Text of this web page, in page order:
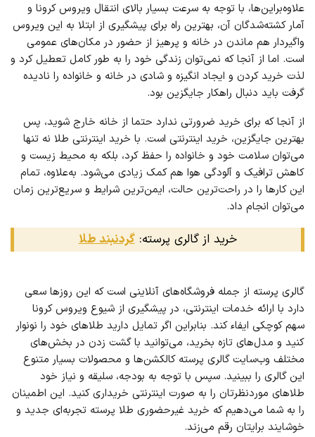
علاوه‌براین‌ها، با توجه به سرعت بسیار بالای انتقال ویروس کرونا و
آمار کشته‌شدگان آن، بهترین راه برای پیشگیری از ابتلا به این ویروس
واگیردار هم ماندن در خانه و پرهیز از حضور در مکان‌های عمومی
است. اما از آنجا که نمی‌توان زندگی خود را به طور کامل تعطیل کرد و
لذت خرید کردن و ایجاد انگیزه و شادی در خانه و خانواده را نادیده
گرفت باید دنبال راهکار جایگزین بود.
از آنجا که برای خرید ضرورتی ندارد حتما از خانه خارج شوید، پس
بهترین جایگزین، خرید اینترنتی است. با خرید اینترنتی طلا نه تنها
می‌توان سلامت خود و خانواده را حفظ کرد، بلکه به محیط زیست و
کاهش ترافیک و آلودگی هوا هم کمک زیادی می‌شود. به‌علاوه، تمام
این کارها را در راحت‌ترین حالت، ایمن‌ترین شرایط و سریع‌ترین زمان
می‌توان انجام داد.
خرید از گالری پرسته:گردنبند طلا
گالری پرسته از جمله فروشگاه‌های آنلاینی است که این روزها سعی
دارد با ارائه خدمات اینترنتی، در پیشگیری از شیوع ویروس کرونا
سهم کوچکی ایفاء کند. بنابراین اگر تمایل دارید طلاهای خود را نونوار
کنید و مدل‌های تازه بخرید، می‌توانید با گشت زدن در بخش‌های
مختلف وب‌سایت گالری پرسته کالکشن‌ها و محصولات بسیار متنوع
این گالری را ببینید. سپس با توجه به بودجه، سلیقه و نیاز خود
طلاهای موردنظرتان را به صورت اینترنتی خریداری کنید. این اطمینان
را به شما می‌دهیم که خرید غیرحضوری طلا پرسته تجربه‌ای جدید و
خوشایند برایتان رقم می‌زند.